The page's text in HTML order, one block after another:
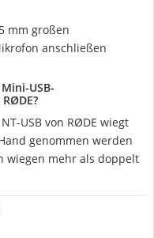
mm großen
anschließen
USB-
USB von RØDE wiegt
genommen werden
wiegen mehr als doppelt